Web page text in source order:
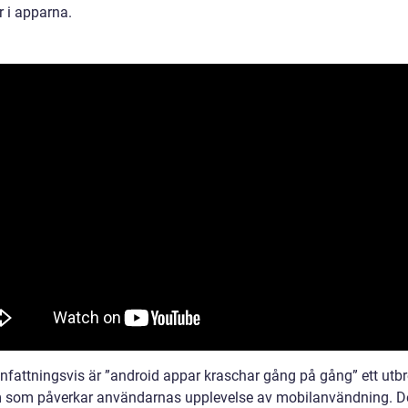
i apparna.
är ”android appar kraschar gång på gång” ett
som påverkar användarnas upplevelse av mobilanvändning.